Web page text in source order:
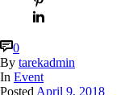
0
By tarekadmin
In Event
Posted April 9, 2018